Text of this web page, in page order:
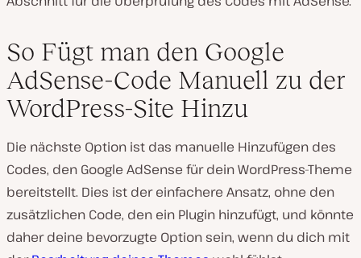
So Fügt man den Google
AdSense-Code Manuell zu der
WordPress-Site Hinzu
Die nächste Option ist das manuelle Hinzufügen des
Codes, den Google AdSense für dein WordPress-Theme
bereitstellt. Dies ist der einfachere Ansatz, ohne den
zusätzlichen Code, den ein Plugin hinzufügt, und könnte
daher deine bevorzugte Option sein, wenn du dich mit